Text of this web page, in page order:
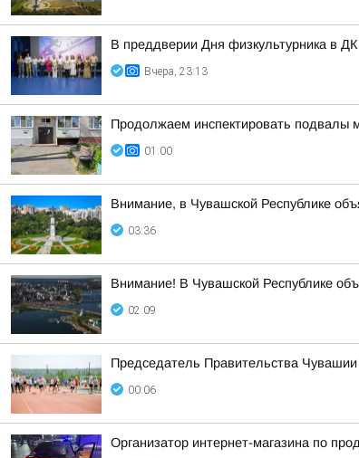
В преддверии Дня физкультурника в
Вчера, 23:13
Продолжаем инспектировать подвалы
01:00
Внимание, в Чувашской Республике
03:36
Внимание! В Чувашской Республике
02:09
Председатель Правительства
00:06
Организатор интернет-магазина по